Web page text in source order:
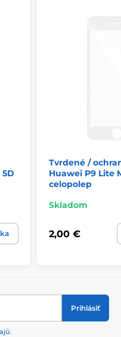
Tvrdené /
Huawei P9 Lite
celopolep
Skladom
2,00 €
Prihlásiť
.